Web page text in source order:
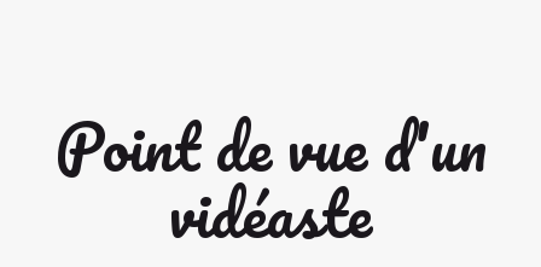
Point de vue d'un
vidéaste